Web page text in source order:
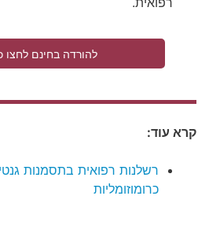
להורדה בחינם לחצו
קרא עוד:
רשלנות רפואית בתסמנות
כרומוזומליות